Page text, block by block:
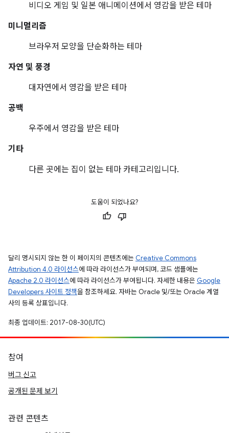
비디오 게임 및 일본 애니메이션에서 영감을 받은 테마
미니멀리즘
브라우저 모양을 단순화하는 테마
자연 및 풍경
대자연에서 영감을 받은 테마
공백
우주에서 영감을 받은 테마
기타
다른 곳에는 집이 없는 테마 카테고리입니다.
도움이 되었나요?
달리 명시되지 않는 한 이 페이지의 콘텐츠에는 Creative Commons
Attribution 4.0 라이선스에 따라 라이선스가 부여되며, 코드 샘플에는
Apache 2.0 라이선스에 따라 라이선스가 부여됩니다. 자세한 내용은 Google
Developers 사이트 정책을 참조하세요. 자바는 Oracle 및/또는 Oracle 계열
사의 등록 상표입니다.
최종 업데이트: 2017-08-30(UTC)
참여
버그 신고
공개된 문제 보기
관련 콘텐츠